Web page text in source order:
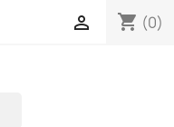
shopping_cart (0)
